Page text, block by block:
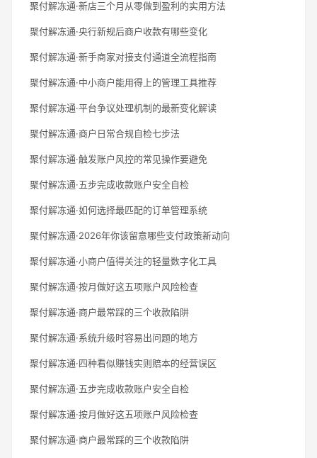
聚付解冻通·新店三个月从零做到盈利的实用方法
聚付解冻通·央行新规后商户收款有哪些变化
聚付解冻通·新手商家对接支付通道全流程指南
聚付解冻通·中小商户能用得上的管理工具推荐
聚付解冻通·平台争议处理机制的最新变化解读
聚付解冻通·商户日常合规自检七步法
聚付解冻通·触发账户风控的常见操作要避免
聚付解冻通·五步完成收款账户安全自检
聚付解冻通·如何选择最匹配的订单管理系统
聚付解冻通·2026年你该留意哪些支付政策新动向
聚付解冻通·小商户值得关注的轻量数字化工具
聚付解冻通·按月做好这五项账户风险检查
聚付解冻通·商户最常踩的三个收款陷阱
聚付解冻通·系统升级时容易出问题的地方
聚付解冻通·四种看似赚钱实则赔本的经营误区
聚付解冻通·五步完成收款账户安全自检
聚付解冻通·按月做好这五项账户风险检查
聚付解冻通·商户最常踩的三个收款陷阱